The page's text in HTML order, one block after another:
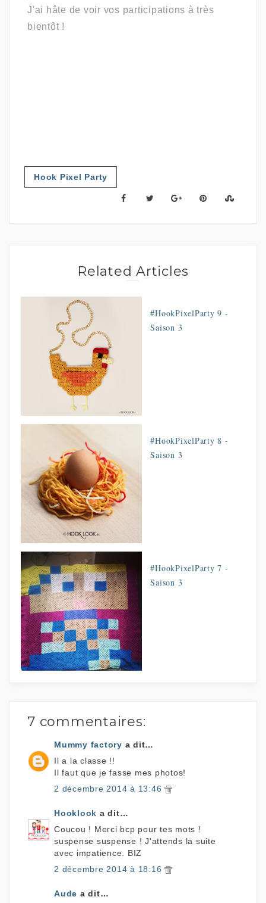
J'ai hâte de voir vos participations à très
bientôt !
Hook Pixel Party
Related Articles
#HookPixelParty 9 -
Saison 3
#HookPixelParty 8 -
Saison 3
#HookPixelParty 7 -
Saison 3
7 commentaires:
Mummy factory a dit…
Il a la classe !!
Il faut que je fasse mes photos!
2 décembre 2014 à 13:46
Hooklook a dit…
Coucou ! Merci bcp pour tes mots !
suspense suspense ! J'attends la suite
avec impatience. BIZ
2 décembre 2014 à 18:16
Aude a dit…